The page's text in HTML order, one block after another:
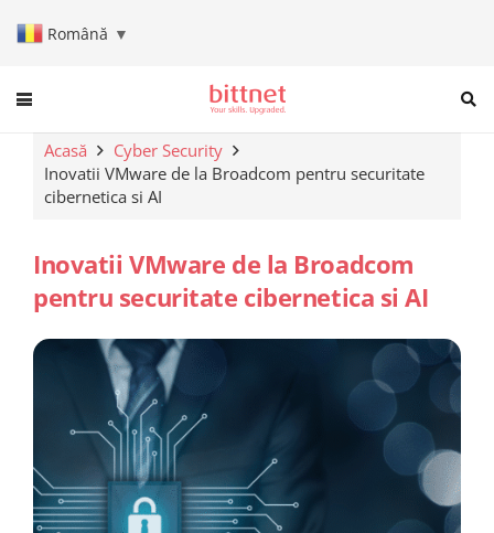
Română ▼
When autocomplete results
Acasă
Cyber Security
Inovatii VMware de la Broadcom pentru securitate
cibernetica si AI
Inovatii VMware de la Broadcom
pentru securitate cibernetica si AI